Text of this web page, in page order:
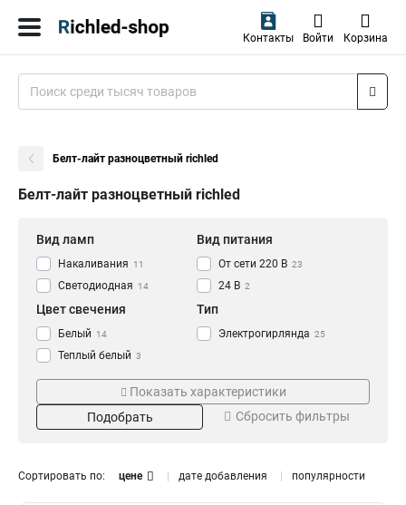
Контакты Войти Корзина
Белт-лайт разноцветный richled
Белт-лайт разноцветный richled
Вид ламп
Накаливания 11
Светодиодная 14
Вид питания
От сети 220 В 23
24 В 2
Цвет свечения
Белый 14
Теплый белый 3
Красный 2
Синий 2
Тип
Электрогирлянда 25
Показать характеристики
Подобрать
Сбросить фильтры
Сортировать по: цене дате добавления популярности